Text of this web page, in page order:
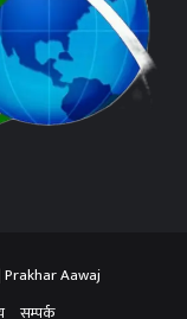
Aawaj
सम्पर्क